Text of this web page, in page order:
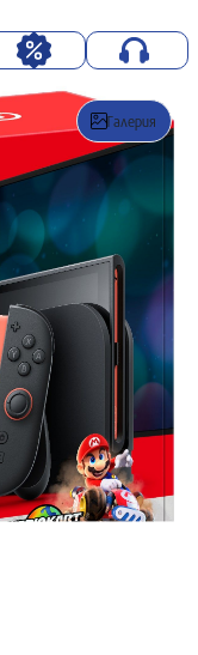
Галерия